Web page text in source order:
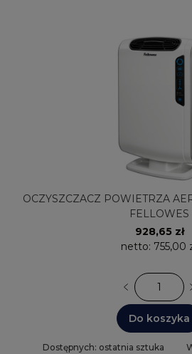
OCZYSZCZACZ POWIETRZA
FELLOWES
928,65 zł
netto: 755,00
Do koszyka
Dostępnych: ostatnia sztuka